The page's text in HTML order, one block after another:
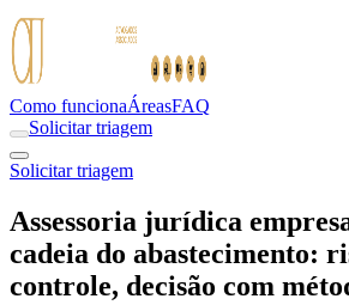
Como funcionaÁreasFAQ
Solicitar triagem
Solicitar triagem
Assessoria jurídica
cadeia do abastecimento:
controle, decisão com